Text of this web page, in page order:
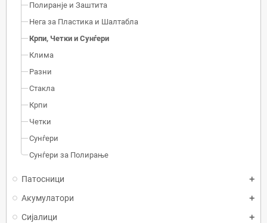
Полиранје и Заштита
Нега за Пластика и Шалтабла
Крпи, Четки и Сунѓери
Клима
Разни
Стакла
Крпи
Четки
Сунѓери
Сунѓери за Полирање
Патосници
Акумулатори
Сијалици